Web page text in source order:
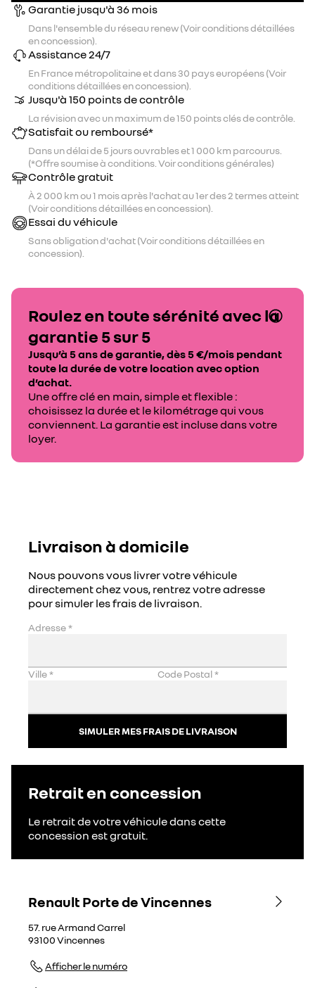
Garantie jusqu'à 36 mois
Dans l'ensemble du réseau renew (Voir conditions détaillées
en concession).
Assistance 24/7
En France métropolitaine et dans 30 pays européens (Voir
conditions détaillées en concession).
Jusqu'à 150 points de contrôle
La révision avec un maximum de 150 points clés de contrôle.
Satisfait ou remboursé*
Dans un délai de 5 jours ouvrables et 1 000 km parcourus.
(*Offre soumise à conditions. Voir conditions générales)
Contrôle gratuit
À 2 000 km ou 1 mois après l'achat au 1er des 2 termes atteint
(Voir conditions détaillées en concession).
Essai du véhicule
Sans obligation d'achat (Voir conditions détaillées en
concession).
Roulez en toute sérénité avec la
garantie 5 sur 5
Jusqu’à 5 ans de garantie, dès 5 €/mois pendant
toute la durée de votre location avec option
d’achat.
Une offre clé en main, simple et flexible :
choisissez la durée et le kilométrage qui vous
conviennent. La garantie est incluse dans votre
loyer.
Livraison à domicile
Nous pouvons vous livrer votre véhicule
directement chez vous, rentrez votre adresse
pour simuler les frais de livraison.
Adresse*
Ville* Code Postal*
SIMULER MES FRAIS DE LIVRAISON
Retrait en concession
Le retrait de votre véhicule dans cette
concession est gratuit.
Renault Porte de Vincennes
57. rue Armand Carrel
93100Vincennes
Afficher le numéro